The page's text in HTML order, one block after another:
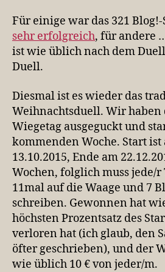
Für einige war das 321
sehr erfolgreich, für andere
ist wie üblich nach dem
Duell.
Diesmal ist es wieder das
Weihnachtsduell. Wir
Wiegetag ausgeguckt und
kommenden Woche. Start ist
13.10.2015, Ende am
Wochen, folglich muss jede/
11mal auf die Waage und 7
schreiben. Gewonnen hat
höchsten Prozentsatz des
verloren hat (ich glaub, den
öfter geschrieben), und der
wie üblich 10 € von jeder/m.